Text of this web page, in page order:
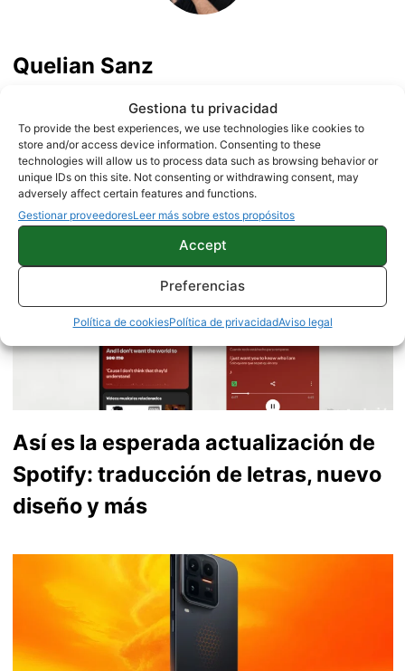
Gestiona tu privacidad
To provide the best experiences, we use technologies like cookies to
store and/or access device information. Consenting to these
technologies will allow us to process data such as browsing behavior or
unique IDs on this site. Not consenting or withdrawing consent, may
adversely affect certain features and functions.
Gestionar proveedoresLeer más sobre estos propósitos
Accept
Preferencias
Política de cookiesPolítica de privacidadAviso legal
Quelian Sanz
Redactor en Pro Android | Apasionado de ese Androide
verde que tanto esconde. Se comenta que tecleo sobre
actualidad. Me gusta probarlo todo en este mundo de la
tecnología. Los gusanos se comen a las manzanas.
Enamorado de lo que una gran mayoría llama ruido.
Así es la esperada actualización de
Spotify: traducción de letras, nuevo
diseño y más